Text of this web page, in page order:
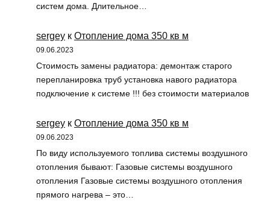
систем дома. Длительное…
sergey к Отопление дома 350 кв м
09.06.2023
Стоимость замены радиатора: демонтаж старого
перепланировка труб установка навого радиатора
подключение к системе !!! без стоимости материалов
sergey к Отопление дома 350 кв м
09.06.2023
По виду используемого топлива системы воздушного
отопления бывают: Газовые системы воздушного
отопления Газовые системы воздушного отопления
прямого нагрева – это…